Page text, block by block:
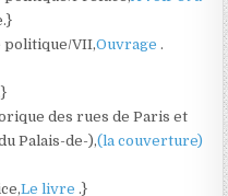
politique/VII,Ouvrage.
des rues de Paris et
Palais-de-),(la couverture)
Le livre.}